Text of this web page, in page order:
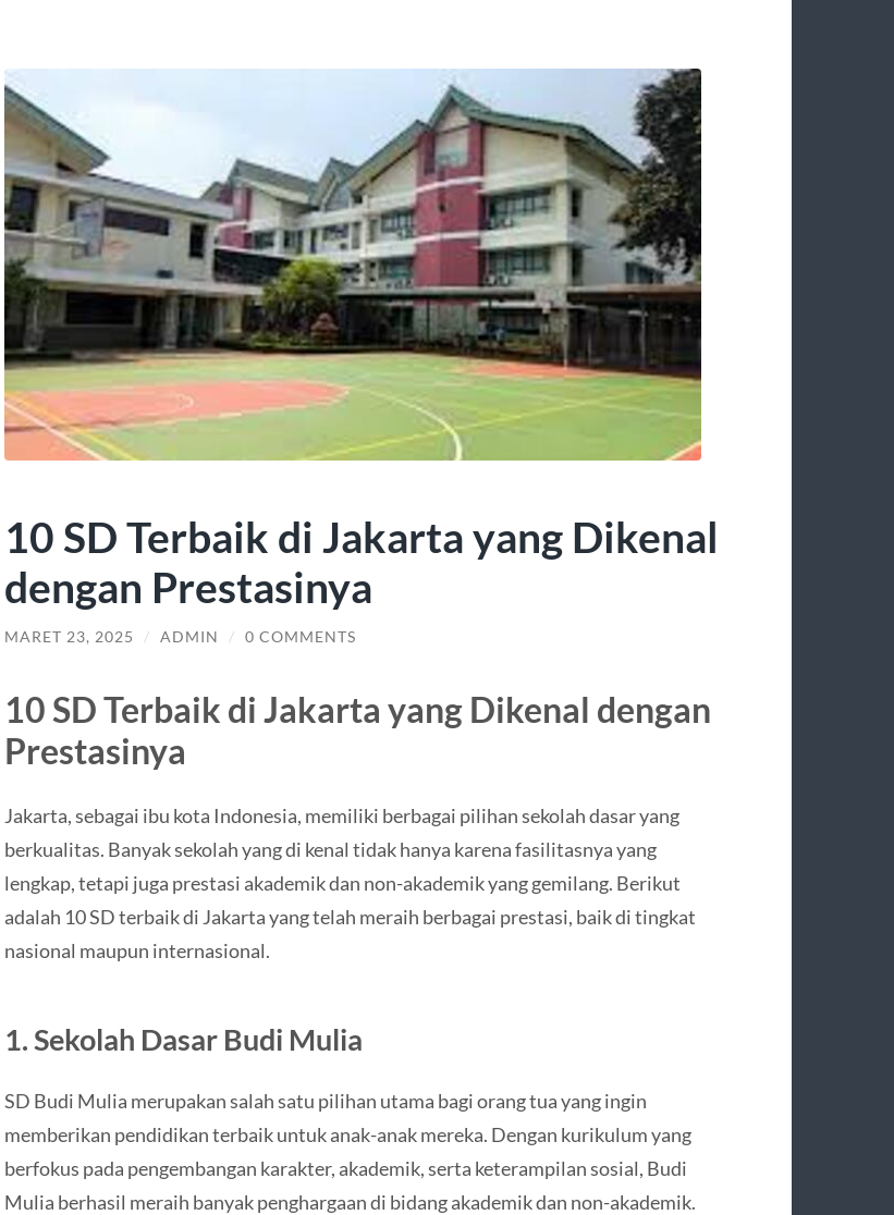
10 SD Terbaik di Jakarta yang Dikenal
dengan Prestasinya
MARET 23, 2025 / ADMIN / 0 COMMENTS
10 SD Terbaik di Jakarta yang Dikenal dengan
Prestasinya
Jakarta, sebagai ibu kota Indonesia, memiliki berbagai pilihan sekolah dasar yang
berkualitas. Banyak sekolah yang di kenal tidak hanya karena fasilitasnya yang
lengkap, tetapi juga prestasi akademik dan non-akademik yang gemilang. Berikut
adalah 10 SD terbaik di Jakarta yang telah meraih berbagai prestasi, baik di tingkat
nasional maupun internasional.
1.Sekolah Dasar Budi Mulia
SD Budi Mulia merupakan salah satu pilihan utama bagi orang tua yang ingin
memberikan pendidikan terbaik untuk anak-anak mereka. Dengan kurikulum yang
berfokus pada pengembangan karakter, akademik, serta keterampilan sosial, Budi
Mulia berhasil meraih banyak penghargaan di bidang akademik dan non-akademik.